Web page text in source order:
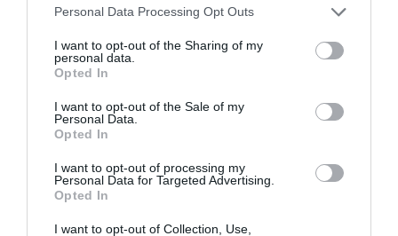
Please note that this website/app uses one or more Google
not limited to your visit or usage behaviour. You may click to
grant or deny consent to Google and its third-party tags to
use your data for below specified purposes in below Google
consent section.
Personal Data Processing Opt Outs
I want to opt-out of the Sharing of my
personal data.
Opted In
I want to opt-out of the Sale of my
Personal Data.
Opted In
I want to opt-out of processing my
Personal Data for Targeted Advertising.
Opted In
I want to opt-out of Collection, Use,
τα παράθυρα, εγκαταλείψτε το κτίριο και
ειδοποιήστε σχετικά την εταιρία φυσικού
αερίου.
· Εάν εξαιτίας της δόνησης το ακουστικό
του τηλεφώνου έχει φύγει από τη θέση του,
επανατοποθετείστε το και χρησιμοποιήστε
το τηλέφωνο μόνο σε περίπτωση ανάγκης.
· Συντονιστείτε με το σταθμό εκπομπής